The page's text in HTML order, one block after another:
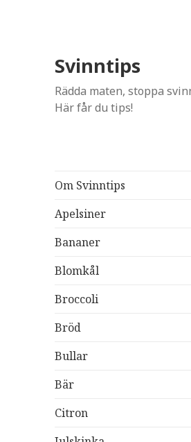
Svinntips
Rädda maten, stoppa
Här får du tips!
Om Svinntips
Apelsiner
Bananer
Blomkål
Broccoli
Bröd
Bullar
Bär
Citron